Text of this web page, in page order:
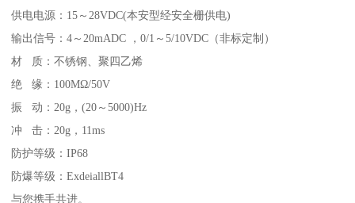
供电电源：15～28VDC(本安型经安全栅供电)
输出信号：4～20mADC ，0/1～5/10VDC（非标定制）
材 质：不锈钢、聚四乙烯
绝 缘：100MΩ/50V
振 动：20g，(20～5000)Hz
冲 击：20g，11ms
防护等级：IP68
防爆等级：ExdeiallBT4
与您携手共进。